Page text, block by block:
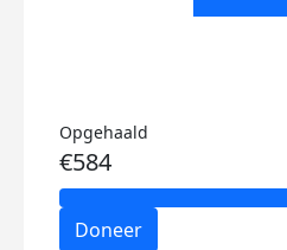
Opgehaald
€584
Doneer